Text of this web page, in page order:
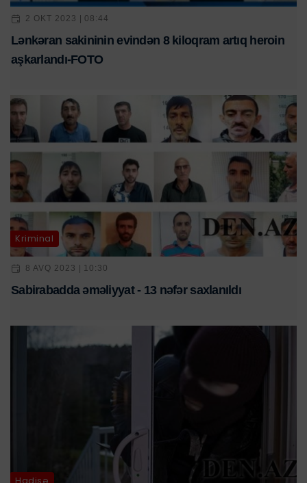
2 OKT 2023 | 08:44
Lənkəran sakininin evindən 8 kiloqram artıq heroin
aşkarlandı-FOTO
Kriminal
8 AVQ 2023 | 10:30
Sabirabadda əməliyyat - 13 nəfər saxlanıldı